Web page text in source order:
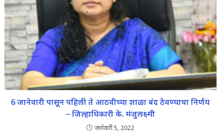
6 जानेवारी पासून पहिली ते आठवीच्या शाळा बंद ठेवण्याचा निर्णय
– जिल्हाधिकारी के. मंजुलक्ष्मी
जानेवारी 5, 2022